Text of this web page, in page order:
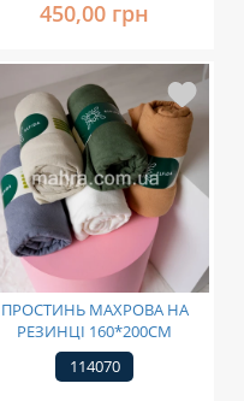
450,00 грн
ПРОСТИНЬ МАХРОВА НА
РЕЗИНЦІ 160*200СМ
114070